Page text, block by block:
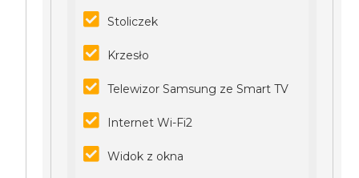
Stoliczek
Krzesło
Telewizor Samsung ze Smart TV
Internet Wi-Fi2
Widok z okna